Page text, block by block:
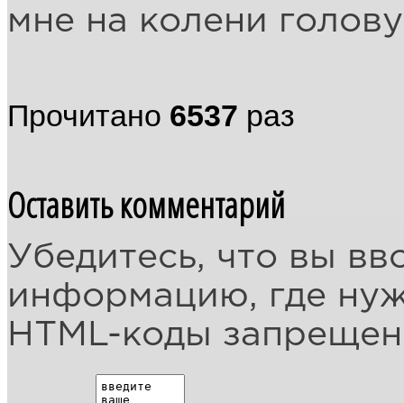
мне на колени
Прочитано 6537 раз
Оставить комментарий
Убедитесь, что вы
информацию, где
HTML-коды